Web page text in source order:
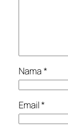
Nama*
Email*